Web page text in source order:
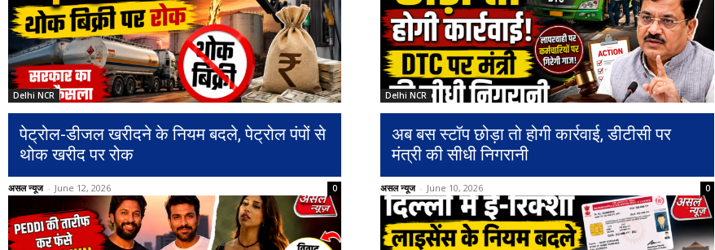
Delhi NCR
पेट्रोल-डीजल खरीदने के नियम बदले, पेट्रोल पंपों से
थोक खरीद पर रोक
असल न्यूज - June 12, 2026 0
Delhi NCR
अब बस स्टॉप छोड़ा तो होगी कार्रवाई, डीटीसी पर
मंत्री की सीधी निगरानी
असल न्यूज - June 10, 2026 0